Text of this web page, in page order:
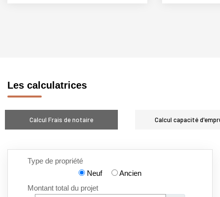
Les calculatrices
Calcul Frais de notaire Calcul capacité